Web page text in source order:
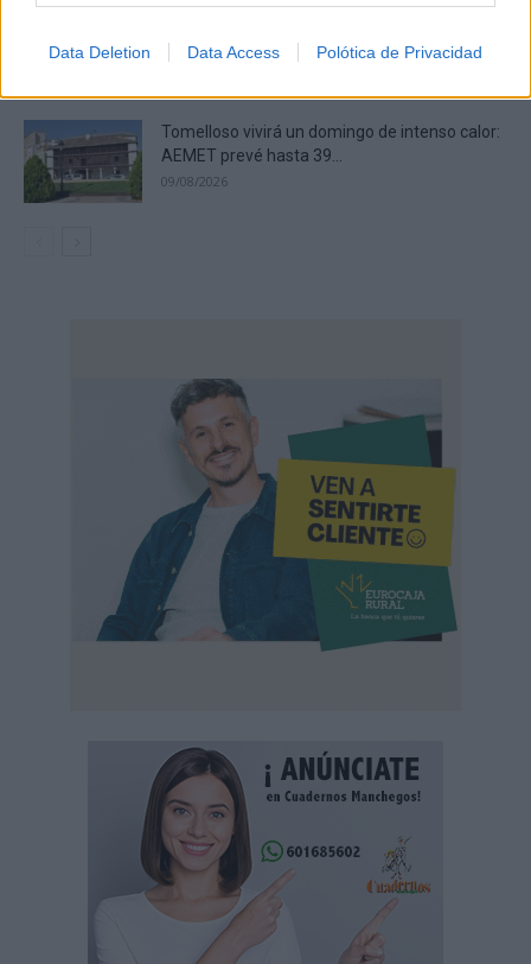
Data Deletion Data Access Polótica de Privacidad
avisa de...
09/08/2026
Tomelloso vivirá un domingo de intenso calor:
AEMET prevé hasta 39...
09/08/2026